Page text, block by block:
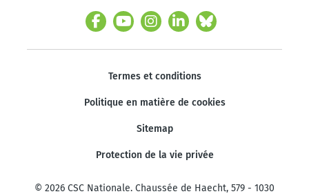
Termes et conditions
Politique en matière de cookies
Sitemap
Protection de la vie privée
© 2026 CSC Nationale. Chaussée de Haecht, 579 - 1030